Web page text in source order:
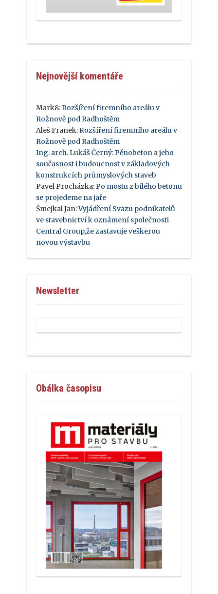
Nejnovější komentáře
Mark8: Rozšíření firemního areálu v
Rožnově pod Radhoštěm
Aleš Franek: Rozšíření firemního areálu v
Rožnově pod Radhoštěm
Ing. arch. Lukáš Černý: Pěnobeton a jeho
současnost i budoucnost v základových
konstrukcích průmyslových staveb
Pavel Procházka: Po mostu z bílého betonu
se projedeme na jaře
Šmejkal Jan:Vyjádření Svazu podnikatelů
ve stavebnictví k oznámení společnosti
Central Group,že zastavuje veškerou
novou výstavbu
Newsletter
Obálka časopisu